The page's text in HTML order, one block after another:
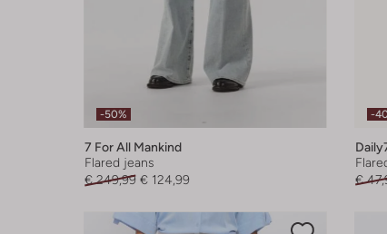
-50%
7 For All Mankind
Flared jeans
€ 249,99 € 124,99
-
€